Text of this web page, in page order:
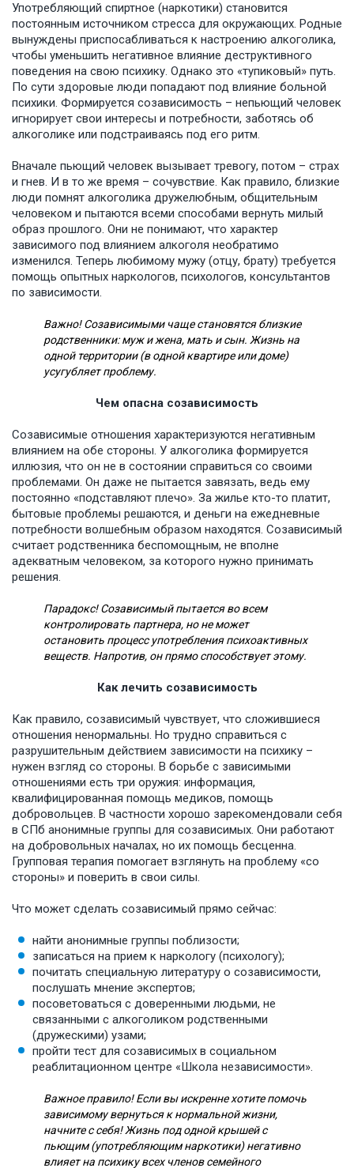
Употребляющий спиртное (наркотики) становится
постоянным источником стресса для окружающих. Родные
вынуждены приспосабливаться к настроению алкоголика,
чтобы уменьшить негативное влияние деструктивного
поведения на свою психику. Однако это «тупиковый» путь.
По сути здоровые люди попадают под влияние больной
психики. Формируется созависимость – непьющий человек
игнорирует свои интересы и потребности, заботясь об
алкоголике или подстраиваясь под его ритм.
Вначале пьющий человек вызывает тревогу, потом – страх
и гнев. И в то же время – сочувствие. Как правило, близкие
люди помнят алкоголика дружелюбным, общительным
человеком и пытаются всеми способами вернуть милый
образ прошлого. Они не понимают, что характер
зависимого под влиянием алкоголя необратимо
изменился. Теперь любимому мужу (отцу, брату) требуется
помощь опытных наркологов, психологов, консультантов
по зависимости.
Важно! Созависимыми чаще становятся близкие
родственники: муж и жена, мать и сын. Жизнь на
одной территории (в одной квартире или доме)
усугубляет проблему.
Чем опасна созависимость
Созависимые отношения характеризуются негативным
влиянием на обе стороны. У алкоголика формируется
иллюзия, что он не в состоянии справиться со своими
проблемами. Он даже не пытается завязать, ведь ему
постоянно «подставляют плечо». За жилье кто-то платит,
бытовые проблемы решаются, и деньги на ежедневные
потребности волшебным образом находятся. Созависимый
считает родственника беспомощным, не вполне
адекватным человеком, за которого нужно принимать
решения.
Парадокс! Созависимый пытается во всем
контролировать партнера, но не может
остановить процесс употребления психоактивных
веществ. Напротив, он прямо способствует этому.
Как лечить созависимость
Как правило, созависимый чувствует, что сложившиеся
отношения ненормальны. Но трудно справиться с
разрушительным действием зависимости на психику –
нужен взгляд со стороны. В борьбе с зависимыми
отношениями есть три оружия: информация,
квалифицированная помощь медиков, помощь
добровольцев. В частности хорошо зарекомендовали себя
в СПб анонимные группы для созависимых. Они работают
на добровольных началах, но их помощь бесценна.
Групповая терапия помогает взглянуть на проблему «со
стороны» и поверить в свои силы.
Что может сделать созависимый прямо сейчас:
найти анонимные группы поблизости;
записаться на прием к наркологу (психологу);
почитать специальную литературу о созависимости,
послушать мнение экспертов;
посоветоваться с доверенными людьми, не
связанными с алкоголиком родственными
(дружескими) узами;
пройти тест для созависимых в социальном
реаблитационном центре «Школа независимости».
Важное правило! Если вы искренне хотите помочь
зависимому вернуться к нормальной жизни,
начните с себя! Жизнь под одной крышей с
пьющим (употребляющим наркотики) негативно
влияет на психику всех членов семейного